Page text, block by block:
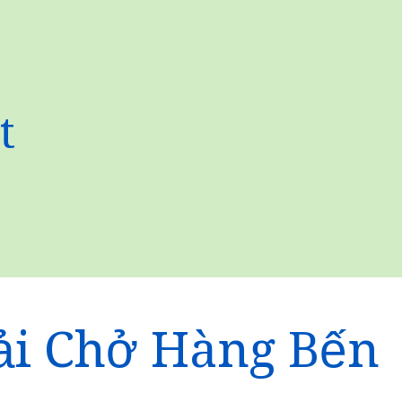
Chở Hàng Bến